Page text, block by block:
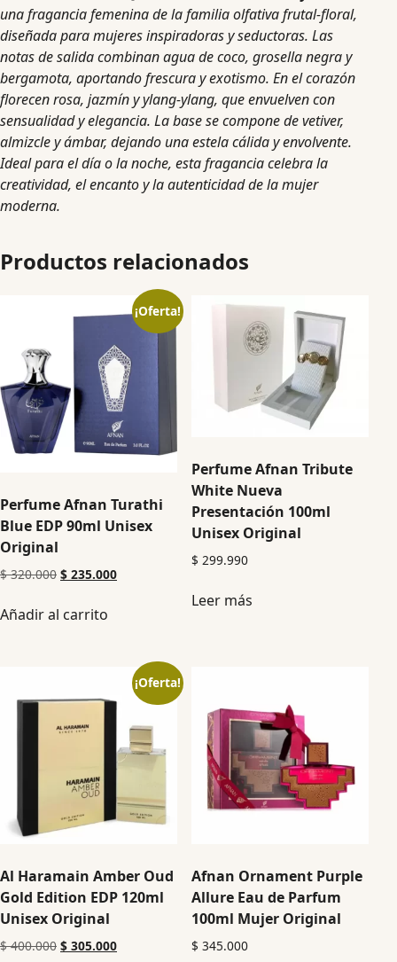
una fragancia femenina de la familia olfativa frutal-floral,
diseñada para mujeres inspiradoras y seductoras. Las
notas de salida combinan agua de coco, grosella negra y
bergamota, aportando frescura y exotismo. En el corazón
florecen rosa, jazmín y ylang-ylang, que envuelven con
sensualidad y elegancia. La base se compone de vetiver,
almizcle y ámbar, dejando una estela cálida y envolvente.
Ideal para el día o la noche, esta fragancia celebra la
creatividad, el encanto y la autenticidad de la mujer
moderna.
Productos relacionados
¡Oferta!
Perfume Afnan Turathi
Blue EDP 90ml Unisex
Original
$320.000 $ 235.000
Añadir al carrito
Perfume Afnan Tribute
White Nueva
Presentación 100ml
Unisex Original
$ 299.990
Leer más
¡Oferta!
Al Haramain Amber Oud
Gold Edition EDP 120ml
Unisex Original
$400.000 $ 305.000
Afnan Ornament Purple
Allure Eau de Parfum
100ml Mujer Original
$ 345.000